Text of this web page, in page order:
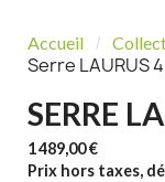
Accueil
Serre LAURUS
SERRE
1 489,00 €
Prix hors taxes,